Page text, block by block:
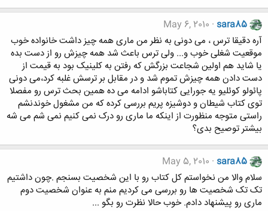
sara85
May 6, 2010
آره دقیقا ترس ، می دونی به نظر من ماری همه چیز داشت خانواده خوب
موقعیت شغلی خوب و... ولی ترس باعث شد همه چیزش رو از دست بده
یا شاید هم اولین شجاعت بزرگش که رفتن به کلینیک بود به قیمت از
دست دادن همه چیزش تموم شد و در مقابل بر ترسش غلبه کرد،می دونی
پائولو کوئلیو یه جورایی کتاباشو ادامه می ده همین بحث ترس رو مفصلا
توی کتاب شیطان و دوشیزه پریم بررسی کرده که من مشغول خوندنشم
راستی متوجه منظورت از اینکه ما ماری رو درک نمی کنیم نمی شم می شه
بیشتر توصیح بدی؟
sara85
May 5, 2010
سلام والا من نخواستم کل کتاب رو با این شخصیت بسنجم .چون داشتیم
تک تک شخصیت ها رو بررسی می کردیم منم به عنوان شخصیت دوم
ماری رو پیشنهاد دادم. خوب حالا نظرت رو بگو ...